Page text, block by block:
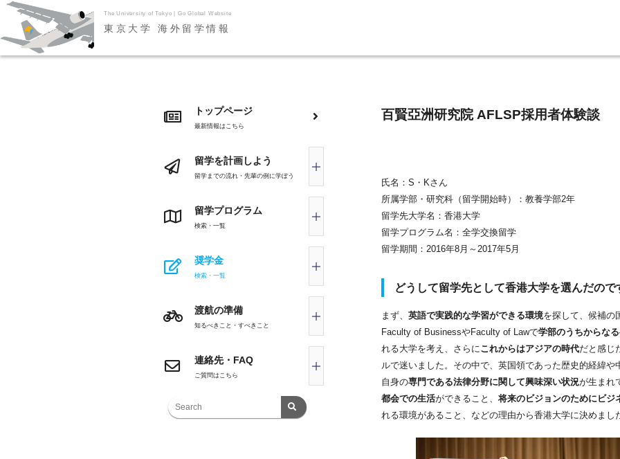
The University of Tokyo | Go Global Website
東京大学 海外留学情報
トップページ
最新情報はこちら
留学を計画しよう
留学までの流れ・先輩の例に学ぼう
留学プログラム
検索・一覧
奨学金
検索・一覧
渡航の準備
知るべきこと・すべきこと
連絡先・FAQ
ご質問はこちら
百賢亞洲研究院 AFLSP採用者体験談
氏名：S・Kさん
所属学部・研究科（留学開始時）：教養学部2年
留学先大学名：香港大学
留学プログラム名：全学交換留学
留学期間：2016年8月～2017年5月
どうして留学先として香港大学を選んだので
まず、英語で実践的な学習ができる環境を探して、候補の
Faculty of BusinessやFaculty of Lawで学部のうちからな
れる大学を考え、さらにこれからはアジアの時代だと感じ
ルで迷いました。その中で、英国領であった歴史的経緯や
自身の専門である法律分野に関して興味深い状況が生まれ
都会での生活ができること、将来のビジョンのためにビジ
れる環境があること、などの理由から香港大学に決めまし